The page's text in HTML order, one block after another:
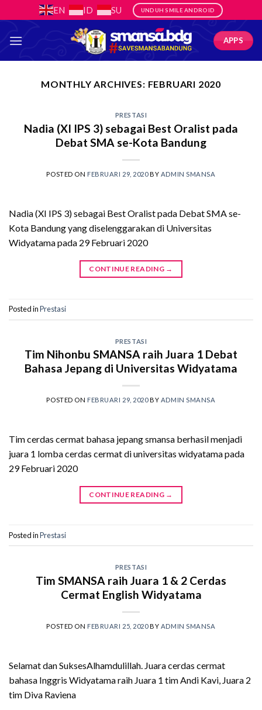
to
content
EN ID SU UNDUH SMILE ANDROID
APPS
MONTHLY ARCHIVES: FEBRUARI 2020
PRESTASI
Nadia (XI IPS 3) sebagai Best Oralist pada
Debat SMA se-Kota Bandung
POSTED ON FEBRUARI 29, 2020BY ADMIN SMANSA
Nadia (XI IPS 3) sebagai Best Oralist pada Debat SMA se-
Kota Bandung yang diselenggarakan di Universitas
Widyatama pada 29 Februari 2020
CONTINUE READING →
Posted inPrestasi
PRESTASI
Tim Nihonbu SMANSA raih Juara 1 Debat
Bahasa Jepang di Universitas Widyatama
POSTED ON FEBRUARI 29, 2020BY ADMIN SMANSA
Tim cerdas cermat bahasa jepang smansa berhasil menjadi
juara 1 lomba cerdas cermat di universitas widyatama pada
29 Februari 2020
CONTINUE READING →
Posted inPrestasi
PRESTASI
Tim SMANSA raih Juara 1 & 2 Cerdas
Cermat English Widyatama
POSTED ON FEBRUARI 25, 2020BY ADMIN SMANSA
Selamat dan SuksesAlhamdulillah. Juara cerdas cermat
bahasa Inggris Widyatama raih Juara 1 tim Andi Kavi, Juara 2
tim Diva Raviena